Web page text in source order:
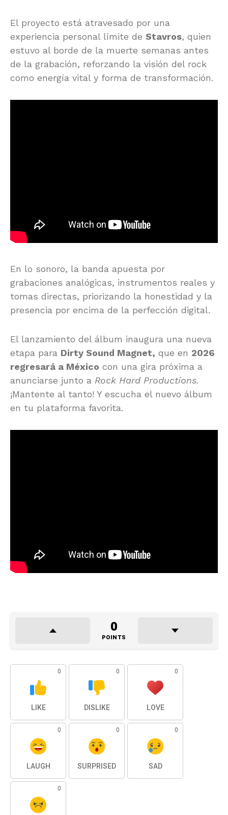
El proyecto está atravesado por una
experiencia personal límite de Stavros, quien
estuvo al borde de la muerte semanas antes
de la grabación, reforzando la visión del rock
como energía vital y forma de transformación.
En lo sonoro, la banda apuesta por
grabaciones analógicas, instrumentos reales y
tomas directas, priorizando la honestidad y la
presencia por encima de la perfección digital.
El lanzamiento del álbum inaugura una nueva
etapa para Dirty Sound Magnet, que en 2026
regresará a México con una gira próxima a
anunciarse junto a Rock Hard Productions.
¡Mantente al tanto! Y escucha el nuevo álbum
en tu plataforma favorita.
0
POINTS
0
LIKE
0
DISLIKE
0
LOVE
0
LAUGH
0
SURPRISED
0
SAD
0